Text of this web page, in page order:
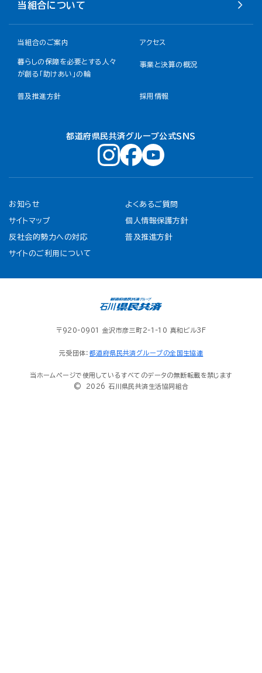
当組合について
当組合のご案内 アクセス
暮らしの保障を必要とする人々
が創る「助けあい」の輪
事業と決算の概況
普及推進方針 採用情報
都道府県民共済グループ公式ＳＮＳ
お知らせ よくあるご質問
サイトマップ 個人情報保護方針
反社会的勢力への対応 普及推進方針
サイトのご利用について
〒920-0901 金沢市彦三町2-1-10 真和ビル3F
元受団体： 都道府県民共済グループの全国生協連
当ホームページで使用しているすべてのデータの無断転載を禁じます
© 2026 石川県民共済生活協同組合